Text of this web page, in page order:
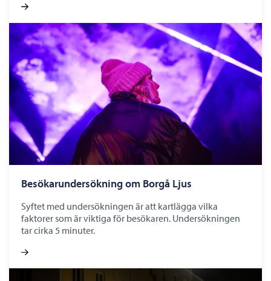
Besökarundersökning om Borgå Ljus
Syftet med undersökningen är att kartlägga vilka
faktorer som är viktiga för besökaren. Undersökningen
tar cirka 5 minuter.